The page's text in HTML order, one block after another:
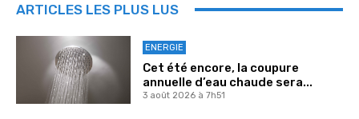
ARTICLES LES PLUS LUS
ENERGIE
Cet été encore, la coupure
annuelle d’eau chaude sera...
3 août 2026 à 7h51